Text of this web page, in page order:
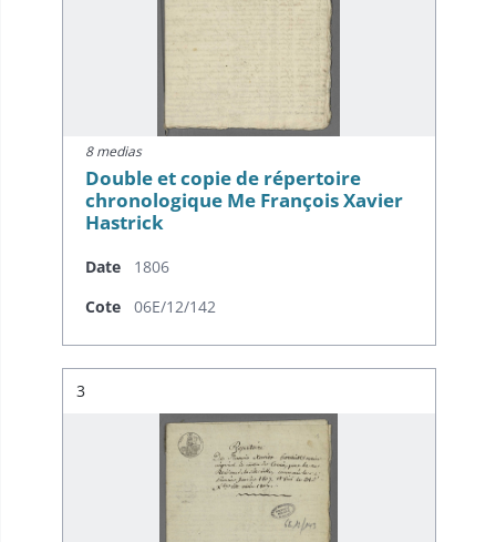
8 medias
Double et copie de répertoire
chronologique Me François Xavier
Hastrick
Date
1806
Cote
06E/12/142
Résultat n°
3